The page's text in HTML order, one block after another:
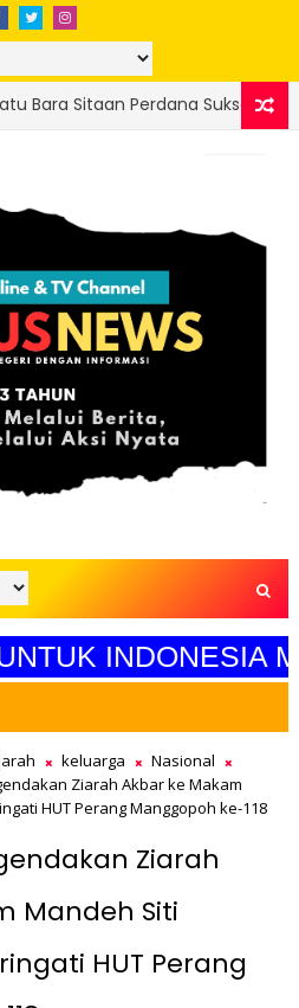
Ditjen Gakkum ESDM Setor Rp
INDONESIA
keluarga
Nasional
Ziarah Akbar ke Makam
HUT Perang Manggopoh ke-118
Ziarah
Mandeh Siti
HUT Perang